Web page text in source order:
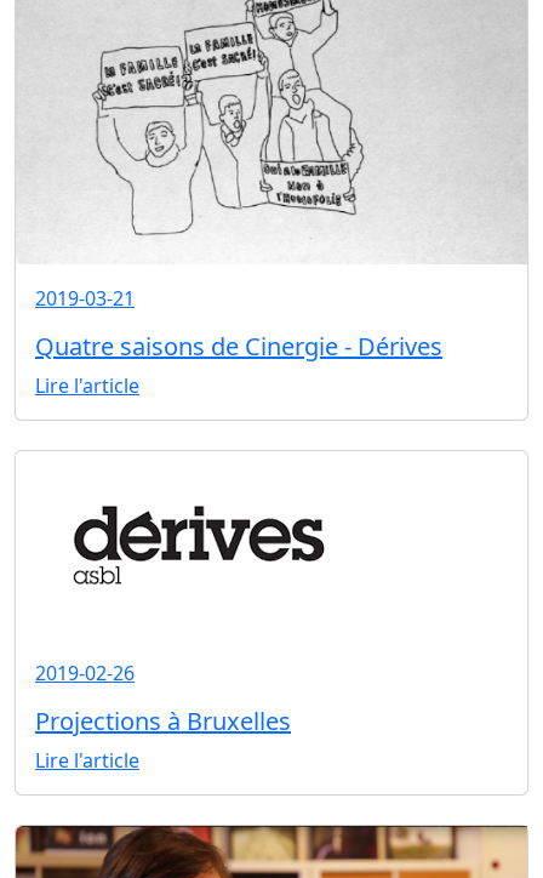
2019-03-21
Quatre saisons de Cinergie - Dérives
Lire l'article
2019-02-26
Projections à Bruxelles
Lire l'article